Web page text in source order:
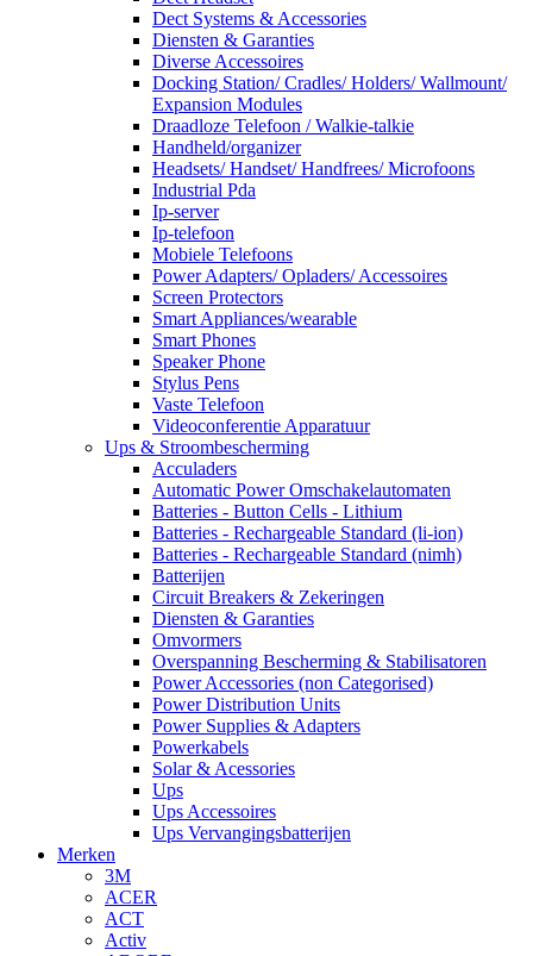
Dect Systems & Accessories
Diensten & Garanties
Diverse Accessoires
Docking Station/ Cradles/ Holders/ Wallmount/
Expansion Modules
Draadloze Telefoon / Walkie-talkie
Handheld/organizer
Headsets/ Handset/ Handfrees/ Microfoons
Industrial Pda
Ip-server
Ip-telefoon
Mobiele Telefoons
Power Adapters/ Opladers/ Accessoires
Screen Protectors
Smart Appliances/wearable
Smart Phones
Speaker Phone
Stylus Pens
Vaste Telefoon
Videoconferentie Apparatuur
Ups & Stroombescherming
Acculaders
Automatic Power Omschakelautomaten
Batteries - Button Cells - Lithium
Batteries - Rechargeable Standard (li-ion)
Batteries - Rechargeable Standard (nimh)
Batterijen
Circuit Breakers & Zekeringen
Diensten & Garanties
Omvormers
Overspanning Bescherming & Stabilisatoren
Power Accessories (non Categorised)
Power Distribution Units
Power Supplies & Adapters
Powerkabels
Solar & Acessories
Ups
Ups Accessoires
Ups Vervangingsbatterijen
Merken
3M
ACER
ACT
Activ